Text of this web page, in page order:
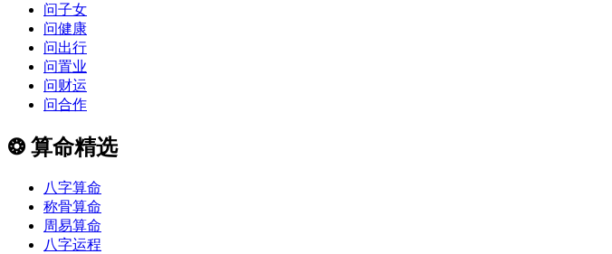
问子女
问健康
问出行
问置业
问财运
问合作
❂ 算命精选
八字算命
称骨算命
周易算命
八字运程